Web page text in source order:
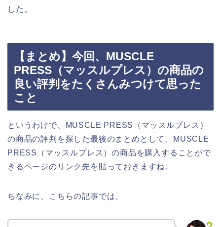
した。
【まとめ】今回、MUSCLE
PRESS（マッスルプレス）の商品の
良い評判をたくさんみつけて思った
こと
というわけで、MUSCLE PRESS（マッスルプレス）
の商品の評判を探した最後のまとめとして、MUSCLE
PRESS（マッスルプレス）の商品を購入することがで
きるページのリンク先を貼っておきますね。
ちなみに、こちらの記事では、